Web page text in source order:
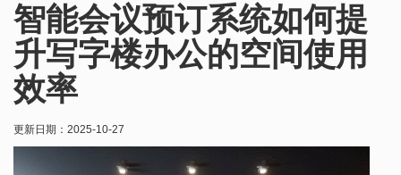
智能会议预订系统如何提
升写字楼办公的空间使用
效率
更新日期： 2025-10-27